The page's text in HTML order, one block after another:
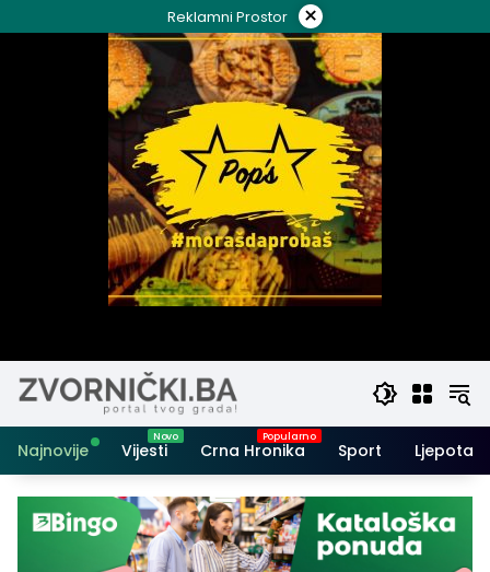
to
Reklamni Prostor ×
Najnovije Vijesti Crna Hronika Sport Ljepota i